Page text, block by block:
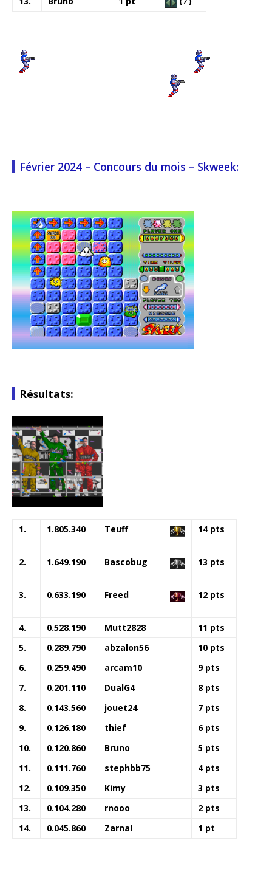
Février 2024 – Concours du mois – Skweek:
Résultats:
1. 1.805.340 Teuff 14 pts
2. 1.649.190 Bascobug 13 pts
3. 0.633.190 Freed 12 pts
4. 0.528.190 Mutt2828
11 pts
5.
0.289.790 abzalon56
10 pts
6.
0.259.490 arcam10
9 pts
7.
0.201.110 DualG4
8 pts
8.
0.143.560 jouet24
7 pts
9.
0.126.180 thief
6 pts
10.
0.120.860 Bruno
5 pts
11.
0.111.760 stephbb75
4 pts
12.
0.109.350 Kimy
3 pts
13.
0.104.280 rnooo
2 pts
14.
0.045.860 Zarnal 1 pt